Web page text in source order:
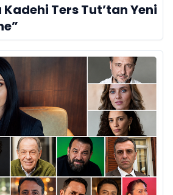
Kadehi Ters Tut’tan Yeni